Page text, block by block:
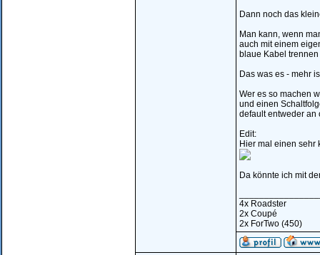
Dann noch das
Man kann, wenn
auch mit einem
blaue Kabel
Das was es - mehr
Wer es so machen
und einen
default entweder an
Edit:
Hier mal einen sehr
Da könnte ich mit
4x Roadster
2x Coupé
2x ForTwo (450)